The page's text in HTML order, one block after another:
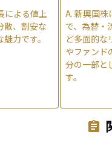
による値上
散、割安な
力です。
A. 新興国株
で、為替・
ど多面的な
やファンド
分の一部と
す。